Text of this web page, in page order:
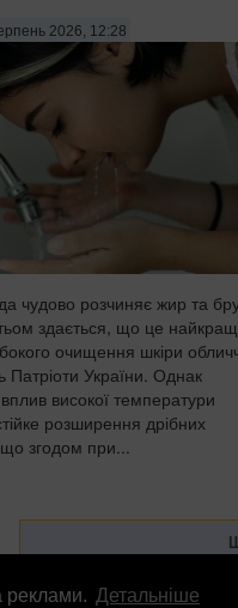
реклами. Детальніше
2026, 12:28
чудово розчиняє жир та
здається, що це
очищення шкіри
Патріоти України. Однак
високої температури
розширення дрібних
згодом при...